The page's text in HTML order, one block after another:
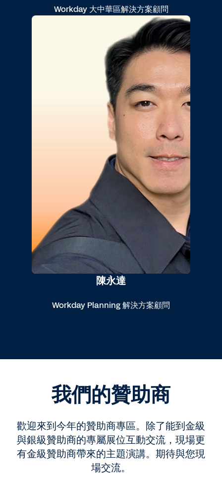
Workday 大中華區解決方案顧問
陳永達
Workday Planning 解決方案顧問
我們的贊助商
歡迎來到今年的贊助商專區。除了能到金級
與銀級贊助商的專屬展位互動交流，現場更
有金級贊助商帶來的主題演講。期待與您現
場交流。